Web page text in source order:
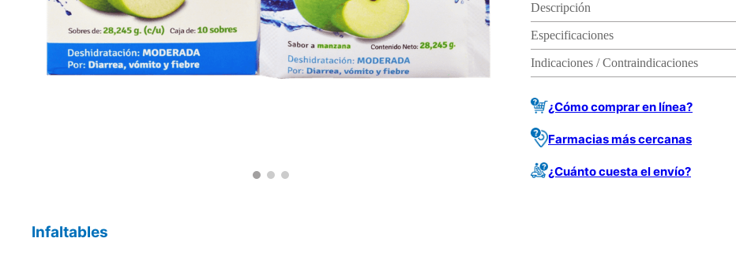
Descripción
Especificaciones
Indicaciones / Contraindicaciones
¿Cómo comprar en línea?
Farmacias más cercanas
¿Cuánto cuesta el envío?
Infaltables